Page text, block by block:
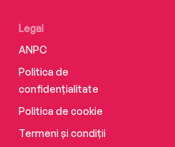
Legal
ANPC
Politica de
confidențialitate
Politica de cookie
Termeni și condiții